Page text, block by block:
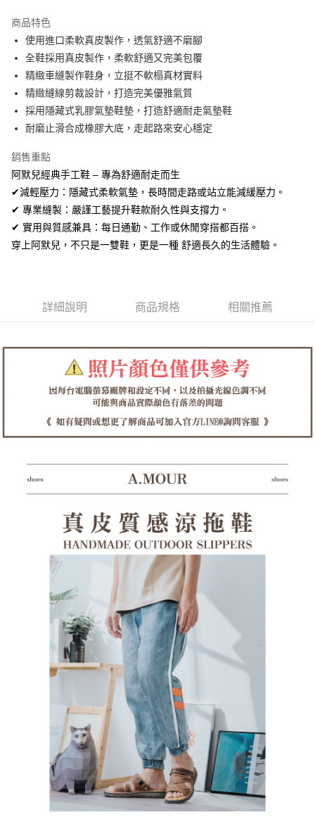
合作金庫商業銀行
華南商業銀行
彰化商業銀行
上海商業儲蓄銀行
台北富邦商業銀行
國泰世華商業銀行
兆豐國際商業銀行
臺灣中小企業銀行
台中商業銀行
匯豐（台灣）商業銀行
華泰商業銀行
聯邦商業銀行
遠東國際商業銀行
元大商業銀行
永豐商業銀行
台新國際商業銀行
台灣樂天信用卡公司
超商取貨付款
LINE Pay
Apple Pay
街口支付
Google Pay
全盈+PAY
AFTEE先享後付
相關說明
【關於「AFTEE先享後付」】
２．便利：只要手機號碼，簡訊認證，即可結帳。
３．安心：先確認商品／服務後，再付款。
１．於結帳方式選擇「AFTEE先享後付」後，將跳轉至「AFTEE先享後付」
結帳頁面，進行簡訊認證並確認金額後，即可完成結帳。
２．訂單成立數日內，您將收到繳費通知簡訊。
３．收到繳費通知簡訊後14天內，點擊此簡訊中的連結，可透過四大超商／
ATM／網路銀行／等多元方式進行付款，方視為交易完成。
購買商品的店家。未經商家同意取消之訂單仍視為有效，需透過AFTEE先享
後付繳納相關費用。
是否繳費成功／繳費後需取消欲退款等相關疑問，請聯繫「AFTEE先享後付
客戶支援中心」
https://netprotections.freshdesk.com/support/home
１．透過由恩沛科技股份有限公司提供之「AFTEE先享後付」服務完成之交
易，需依本服務之必要範圍內提供個人資料，並將交易相關給付款項請求債
權轉讓予恩沛科技股份有限公司。
２．關於個人資料處理事宜，請瀏覽以下網址：
https://aftee.tw/terms/#terms3
３．未成年的使用者請事先徵得法定代理人或監護人之同意方可使用
「AFTEE先享後付」，若未經同意申辦者引起之損失，本公司不負相關責
４．使用「AFTEE先享後付」時，將依據個別帳號之用戶狀況，依本公司即
時審查核予不同之上限額度；若仍有額度不足之情形，本公司將視審查結果
請求用戶進行身份認證。
５．嚴禁一人註冊多個帳號或使用他人資訊註冊。若發現惡意使用之情形，
恩沛科技股份有限公司將有權停止該用戶之使用額度並採取法律行動。
付款後全家取貨
每筆NT$60，滿NT$1,380(含以上)免運費
每筆NT$60，滿NT$1,380(含以上)免運費
每筆NT$60，滿NT$1,380(含以上)免運費
郵局
每筆NT$100，滿NT$1,380(含以上)免運費
郵局(離島專用)
每筆NT$125，滿NT$1,380(含以上)免運費
海外宅配（貨到付運費）
商品特色
使用進口柔軟真皮製作，透氣舒適不磨腳
全鞋採用真皮製作，柔軟舒適又完美包覆
精緻車縫製作鞋身，立挺不軟榻真材實料
精緻縫線剪裁設計，打造完美優雅氣質
採用隱藏式乳膠氣墊鞋墊，打造舒適耐走氣墊鞋
耐磨止滑合成橡膠大底，走起路來安心穩定
銷售重點
阿默兒經典手工鞋 – 專為舒適耐走而生
✔減輕壓力：隱藏式柔軟氣墊，長時間走路或站立能減緩壓力。
✔ 專業縫製：嚴謹工藝提升鞋款耐久性與支撐力。
✔ 實用與質感兼具：每日通勤、工作或休閒穿搭都百搭。
穿上阿默兒，不只是一雙鞋，更是一種 舒適長久的生活體驗。
詳細說明 商品規格 相關推薦